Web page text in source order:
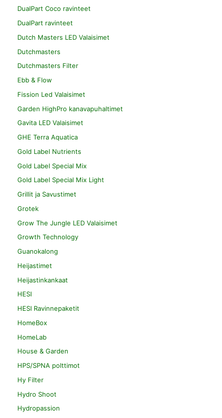
DualPart Coco ravinteet
DualPart ravinteet
Dutch Masters LED Valaisimet
Dutchmasters
Dutchmasters Filter
Ebb & Flow
Fission Led Valaisimet
Garden HighPro kanavapuhaltimet
Gavita LED Valaisimet
GHE Terra Aquatica
Gold Label Nutrients
Gold Label Special Mix
Gold Label Special Mix Light
Grillit ja Savustimet
Grotek
Grow The Jungle LED Valaisimet
Growth Technology
Guanokalong
Heijastimet
Heijastinkankaat
HESI
HESI Ravinnepaketit
HomeBox
HomeLab
House & Garden
HPS/SPNA polttimot
Hy Filter
Hydro Shoot
Hydropassion